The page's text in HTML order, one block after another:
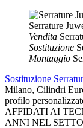
Serrature
Vendita
Sostituzione
Montaggio
Sostituzione
Milano, Cilindri
profilo
AFFIDATI AI
ANNI NEL